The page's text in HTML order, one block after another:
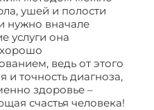
ушей и полости
нужно вначале
услуги она
хорошо
ведь от этого
и точность диагноза,
здоровье –
счастья человека!